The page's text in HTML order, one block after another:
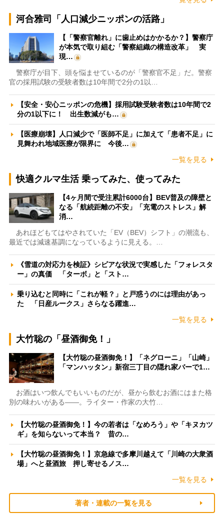
河合雅司「人口減少ニッポンの活路」
【「警察官離れ」に歯止めはかかるか？】警察庁
が本気で取り組む「警察組織の構造改革」 実
現…
警察庁が目下、頭を悩ませているのが「警察官不足」だ。警察
官の採用試験の受験者数は10年間で2分の1以…
【安全・安心ニッポンの危機】採用試験受験者数は10年間で2
分の1以下に！ 出生数減がも…
【医療崩壊】人口減少で「医師不足」に加えて「患者不足」に
見舞われ地域医療が限界に 今後…
一覧を見る
快適クルマ生活 乗ってみた、使ってみた
【4ヶ月間で受注累計6000台】BEV普及の障壁と
なる「航続距離の不安」「充電のストレス」解
消…
あれほどもてはやされていた「EV（BEV）シフト」の潮流も、
最近では減速基調になっているように見える。…
《雪道の対応力を検証》シビアな状況で実感した「フォレスタ
ー」の真価 「ターボ」と「スト…
乗り込むと同時に「これが軽？」と戸惑うのには理由があっ
た 「日産ルークス」さらなる躍進…
一覧を見る
大竹聡の「昼酒御免！」
【大竹聡の昼酒御免！】「ネグローニ」「山崎」
「マンハッタン」新宿三丁目の隠れ家バーで1…
お酒はいつ飲んでもいいものだが、昼から飲むお酒にはまた格
別の味わいがある――。ライター・作家の大竹…
【大竹聡の昼酒御免！】今の若者は「なめろう」や「キヌカツ
ギ」を知らないって本当？ 昔の…
【大竹聡の昼酒御免！】京急線で多摩川越えて「川崎の大衆酒
場」へと昼酒旅 押し寄せるノス…
一覧を見る
著者・連載の一覧を見る